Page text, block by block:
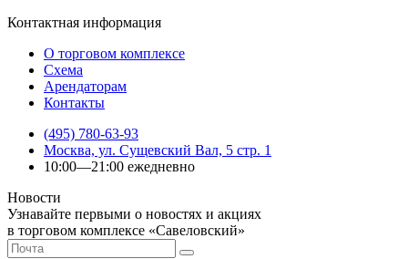
Контактная информация
О торговом комплексе
Схема
Арендаторам
Контакты
(495) 780-63-93
Москва, ул. Сущевский Вал, 5 стр. 1
10:00—21:00 ежедневно
Новости
Узнавайте первыми о новостях и акциях
в торговом комплексе «Савеловский»